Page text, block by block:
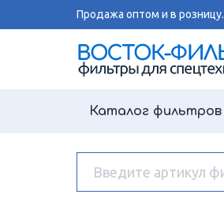
Продажа оптом и в розницу.
Каталог фильтров